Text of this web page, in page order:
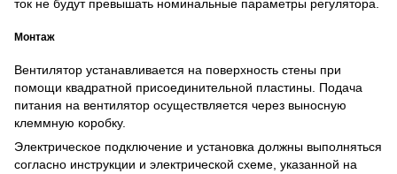
ток не будут превышать номинальные параметры регулятора.
Монтаж
Вентилятор устанавливается на поверхность стены при
помощи квадратной присоединительной пластины. Подача
питания на вентилятор осуществляется через выносную
клеммную коробку.
Электрическое подключение и установка должны выполняться
согласно инструкции и электрической схеме, указанной на